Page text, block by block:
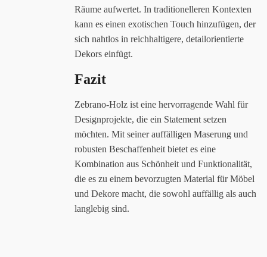
Räume aufwertet. In traditionelleren Kontexten
kann es einen exotischen Touch hinzufügen, der
sich nahtlos in reichhaltigere, detailorientierte
Dekors einfügt.
Fazit
Zebrano-Holz ist eine hervorragende Wahl für
Designprojekte, die ein Statement setzen
möchten. Mit seiner auffälligen Maserung und
robusten Beschaffenheit bietet es eine
Kombination aus Schönheit und Funktionalität,
die es zu einem bevorzugten Material für Möbel
und Dekore macht, die sowohl auffällig als auch
langlebig sind.